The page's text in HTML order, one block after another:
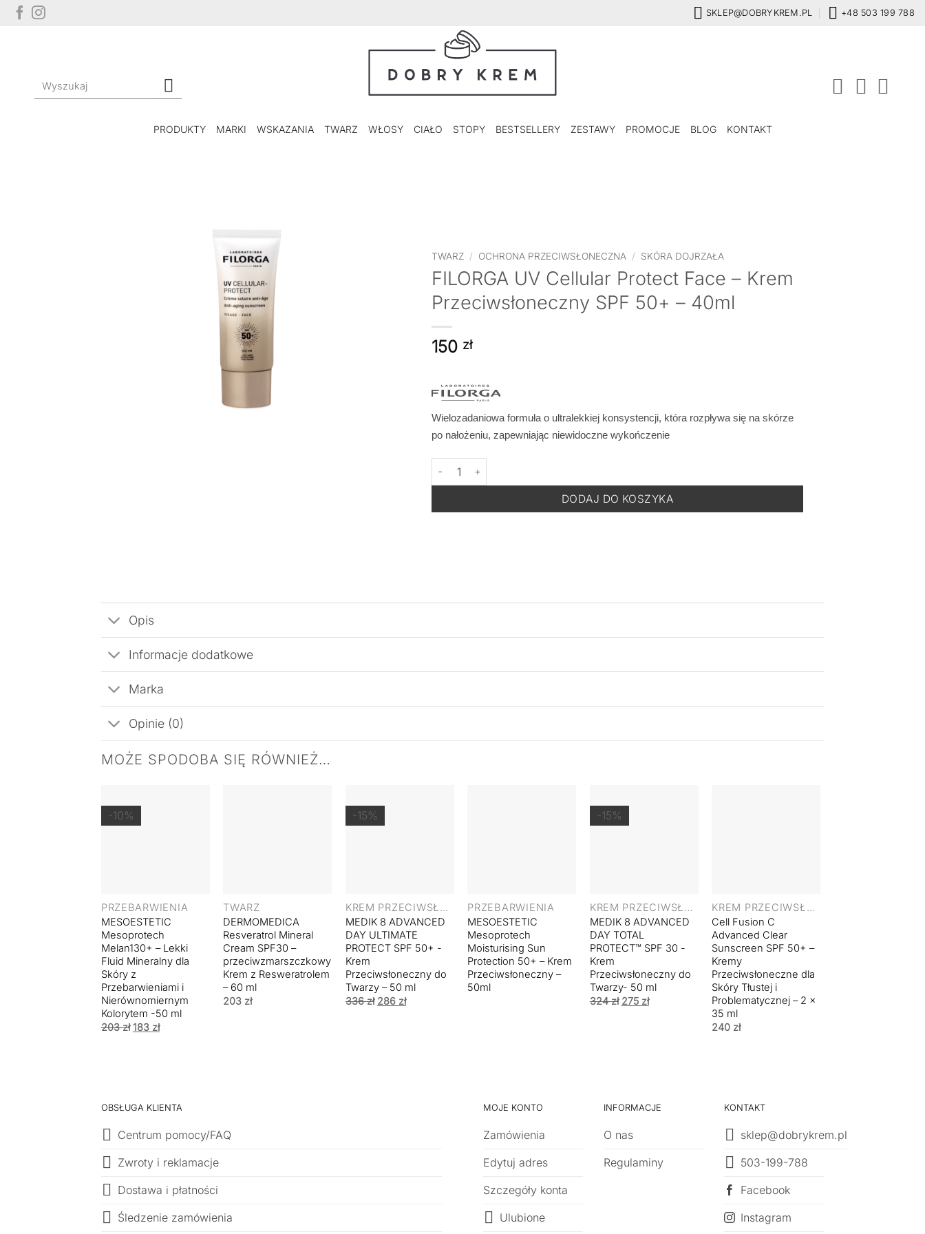
Przewiń
SKLEP@DOBRYKREM.PL +48 503 199 788
Szukaj:
PRODUKTY MARKI WSKAZANIA TWARZ WŁOSY CIAŁO STOPY BESTSELLERY ZESTAWY PROMOCJE BLOG KONTAKT
TWARZ / OCHRONA PRZECIWSŁONECZNA / SKÓRA DOJRZAŁA
FILORGA UV Cellular Protect Face – Krem
Przeciwsłoneczny SPF 50+ – 40ml
150 zł
Wielozadaniowa formuła o ultralekkiej konsystencji, która rozpływa się na skórze
po nałożeniu, zapewniając niewidoczne wykończenie
ilość FILORGA UV Cellular Protect Face - Krem Przeciwsłoneczny SPF 50+ - 40ml
DODAJ DO KOSZYKA
Opis
Informacje dodatkowe
Marka
Opinie (0)
MOŻE SPODOBA SIĘ RÓWNIEŻ…
-10%
PRZEBARWIENIA
MESOESTETIC
Mesoprotech
Melan130+ – Lekki
Fluid Mineralny dla
Skóry z
Przebarwieniami i
Nierównomiernym
Kolorytem -50 ml
203zł Pierwotna
cena
183 złAktualna
cena
TWARZ
DERMOMEDICA
Resveratrol Mineral
Cream SPF30 –
przeciwzmarszczkowy
Krem z Resweratrolem
– 60 ml
203 zł
-15%
KREM PRZECIWSŁONECZNY
MEDIK 8 ADVANCED
DAY ULTIMATE
PROTECT SPF 50+ -
Krem
Przeciwsłoneczny do
Twarzy – 50 ml
336zł Pierwotna
cena
286 złAktualna
cena
PRZEBARWIENIA
MESOESTETIC
Mesoprotech
Moisturising Sun
Protection 50+ – Krem
Przeciwsłoneczny –
50ml
-15%
KREM PRZECIWSŁONECZNY
MEDIK 8 ADVANCED
DAY TOTAL
PROTECT™ SPF 30 -
Krem
Przeciwsłoneczny do
Twarzy- 50 ml
324zł Pierwotna
cena
275 złAktualna
cena
KREM PRZECIWSŁONECZNY
Cell Fusion C
Advanced Clear
Sunscreen SPF 50+ –
Kremy
Przeciwsłoneczne dla
Skóry Tłustej i
Problematycznej – 2 x
35 ml
240 zł
OBSŁUGA KLIENTA
Centrum pomocy/FAQ
Zwroty i reklamacje
Dostawa i płatności
Śledzenie zamówienia
MOJE KONTO
Zamówienia
Edytuj adres
Szczegóły konta
Ulubione
INFORMACJE
O nas
Regulaminy
KONTAKT
sklep@dobrykrem.pl
503-199-788
Facebook
Instagram